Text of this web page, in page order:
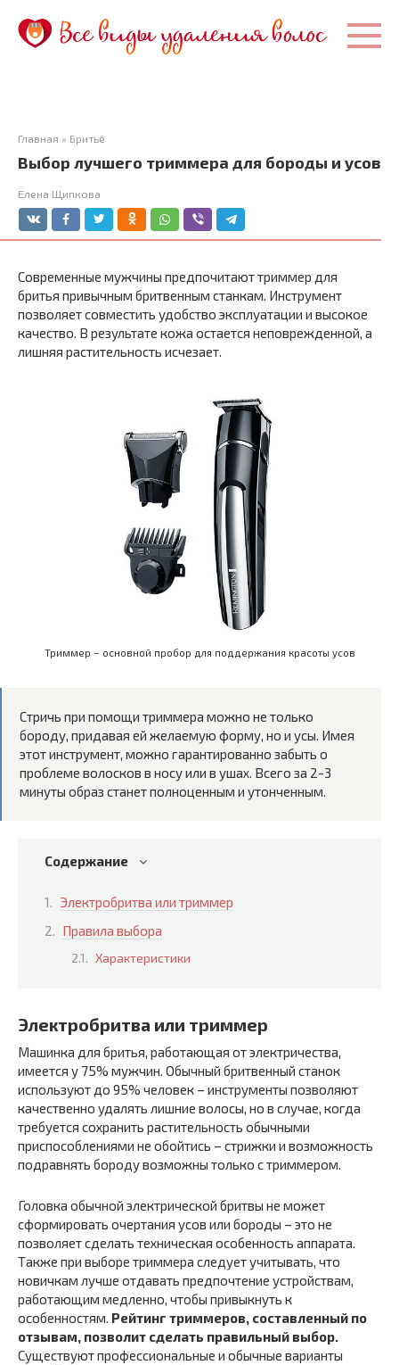
контенту
Главная » Бритьё
Выбор лучшего триммера для бороды и усов
Елена Щипкова
Современные мужчины предпочитают триммер для
бритья привычным бритвенным станкам. Инструмент
позволяет совместить удобство эксплуатации и высокое
качество. В результате кожа остается неповрежденной, а
лишняя растительность исчезает.
Триммер – основной пробор для поддержания красоты усов
Стричь при помощи триммера можно не только
бороду, придавая ей желаемую форму, но и усы. Имея
этот инструмент, можно гарантированно забыть о
проблеме волосков в носу или в ушах. Всего за 2-3
минуты образ станет полноценным и утонченным.
Содержание
Электробритва или триммер
Правила выбора
Характеристики
Электробритва или триммер
Машинка для бритья, работающая от электричества,
имеется у 75% мужчин. Обычный бритвенный станок
используют до 95% человек – инструменты позволяют
качественно удалять лишние волосы, но в случае, когда
требуется сохранить растительность обычными
приспособлениями не обойтись – стрижки и возможность
подравнять бороду возможны только с триммером.
Головка обычной электрической бритвы не может
сформировать очертания усов или бороды – это не
позволяет сделать техническая особенность аппарата.
Также при выборе триммера следует учитывать, что
новичкам лучше отдавать предпочтение устройствам,
работающим медленно, чтобы привыкнуть к
особенностям. Рейтинг триммеров, составленный по
отзывам, позволит сделать правильный выбор.
Существуют профессиональные и обычные варианты